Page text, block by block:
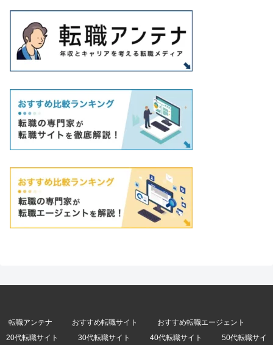
転職アンテナ おすすめ転職サイト
おすすめ転職エージェント
20代転職サイト
30代転職サイト 40代転職サイト 50代転職サイ